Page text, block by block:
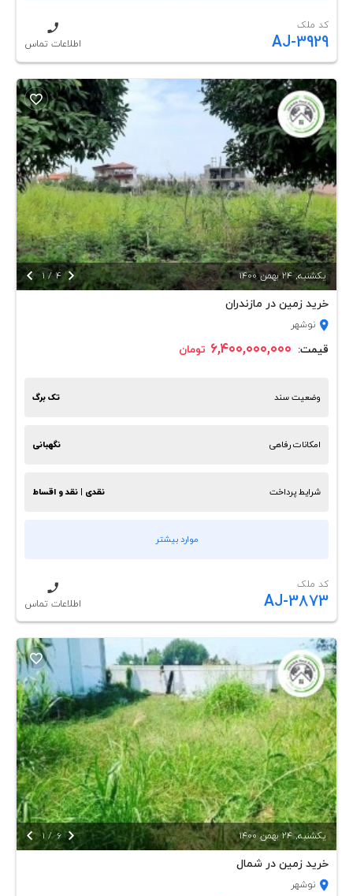
کد ملک
AJ-3929 اطلاعات تماس
  يكشنبه, 24 بهمن 1400 4
/
1
خرید زمین در مازندران
نوشهر
قیمت: ۶,۴۰۰,۰۰۰,۰۰۰ تومان
تک برگ وضعیت سند
نگهبانی امکانات رفاهی
نقدی | نقد و اقساط شرایط پرداخت
موارد بیشتر
کد ملک
AJ-3873 اطلاعات تماس
  يكشنبه, 24 بهمن 1400 6
/
1
خرید زمین در شمال
نوشهر